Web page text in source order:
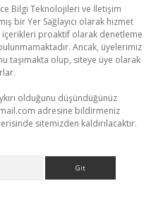
Bilgi Teknolojileri ve İletişim
bir Yer Sağlayıcı olarak hizmet
proaktif olarak denetleme
Ancak, üyelerimiz
taşımakta olup, siteye üye olarak
olduğunu düşündüğünüz
adresine bildirmeniz
sitemizden kaldırılacaktır.